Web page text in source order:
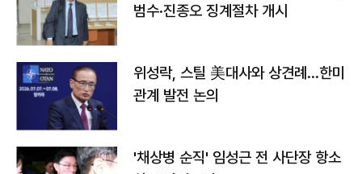
범수·진종오 징계절차 개시
위성락, 스틸 美대사와 상견례…한미
관계 발전 논의
'채상병 순직' 임성근 전 사단장 항소